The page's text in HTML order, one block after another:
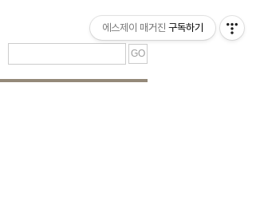
에스제이 매거진 구독하기